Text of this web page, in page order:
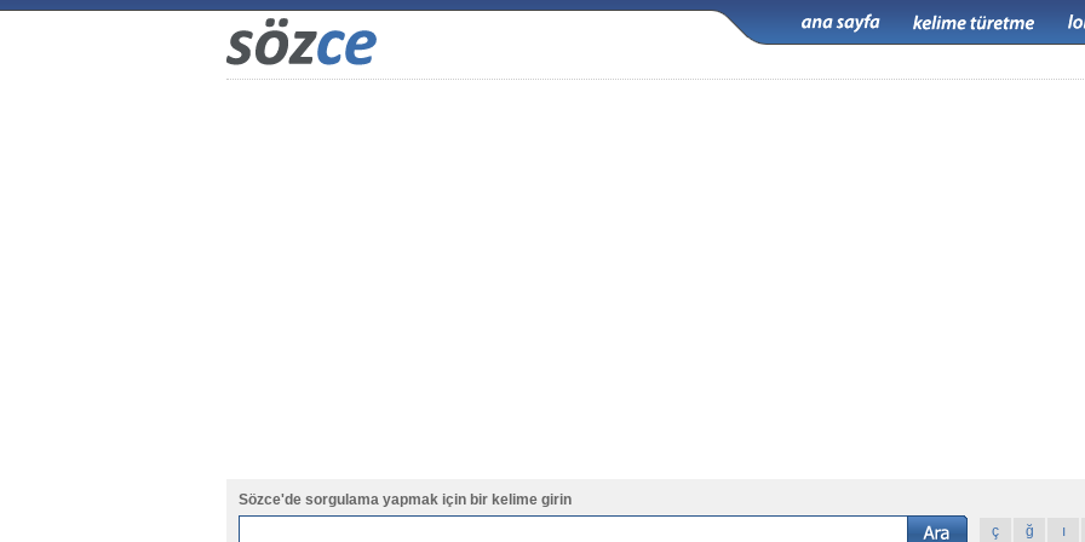
Sözce'de sorgulama yapmak için bir kelime girin
ç
ğ ı